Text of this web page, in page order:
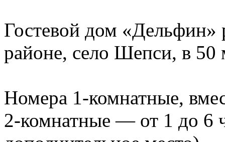
Гостевой дом «Дельфин»
районе, село Шепси, в 50
Номера 1-комнатные,
2-комнатные — от 1 до 6